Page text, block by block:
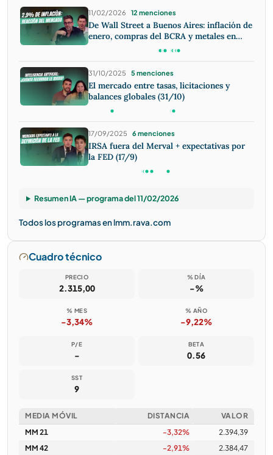
11/02/2026 12 menciones
De Wall Street a Buenos Aires: inflación de
enero, compras del BCRA y metales en
31/10/2025 5 menciones
El mercado entre tasas, licitaciones y
balances globales (31/10)
17/09/2025 6 menciones
IRSA fuera del Merval + expectativas por
la FED (17/9)
Resumen IA — programa del 11/02/2026
Todos los programas en lmm.rava.com
Cuadro técnico
PRECIO
2.315,00
% DÍA
-%
% MES
-3,34%
% AÑO
-9,22%
P/E
-
BETA
0.56
SST
9
MEDIA MÓVIL DISTANCIA
VALOR
MM 21
-3,32%
2.394,39
MM 42
-2,91%
2.384,47